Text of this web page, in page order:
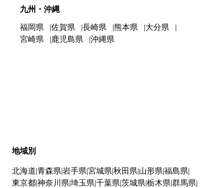
九州・沖縄
福岡県 佐賀県 長崎県 熊本県
大分県
宮崎県
鹿児島県 沖縄県
地域別
北海道 青森県 岩手県 宮城県 秋田県 山形県 福島県
東京都神奈川県 埼玉県 千葉県 茨城県 栃木県 群馬県